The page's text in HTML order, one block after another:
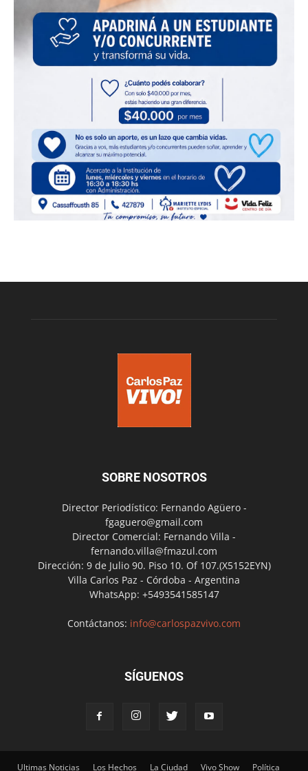
SOBRE NOSOTROS
Director Periodístico: Fernando Agüero -
fgaguero@gmail.com
Director Comercial: Fernando Villa -
fernando.villa@fmazul.com
Dirección: 9 de Julio 90. Piso 10. Of 107.(X5152EYN)
Villa Carlos Paz - Córdoba - Argentina
WhatsApp: +5493541585147
Contáctanos: info@carlospazvivo.com
SÍGUENOS
Ultimas Noticias Los Hechos La Ciudad Vivo Show Política